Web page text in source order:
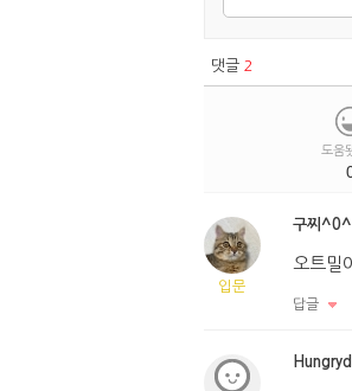
댓글 2
도움
입문
구찌^0^
오트밀
답글